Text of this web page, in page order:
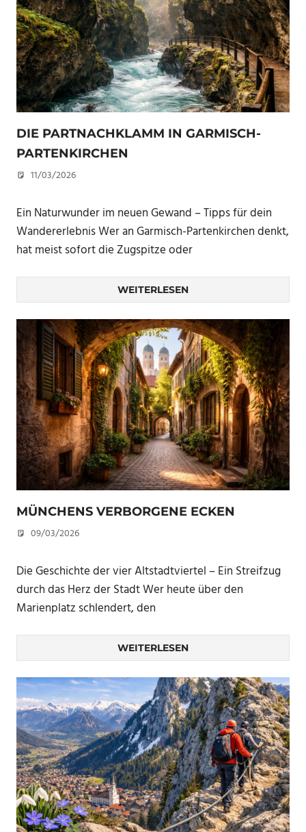
DIE PARTNACHKLAMM IN GARMISCH-
PARTENKIRCHEN
11/03/2026
Ein Naturwunder im neuen Gewand – Tipps für dein
Wandererlebnis Wer an Garmisch-Partenkirchen denkt,
hat meist sofort die Zugspitze oder
WEITERLESEN
MÜNCHENS VERBORGENE ECKEN
09/03/2026
Die Geschichte der vier Altstadtviertel – Ein Streifzug
durch das Herz der Stadt Wer heute über den
Marienplatz schlendert, den
WEITERLESEN